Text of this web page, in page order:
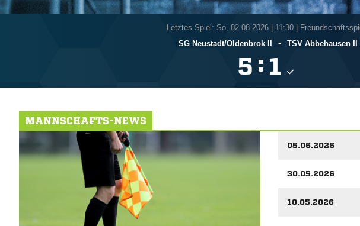
Letztes Spiel: So, 02.08.2026
11:30 |
SG Neustadt/​Oldenbrok II
- TSV Abbehausen II
 : 
MANNSCHAFTS-NEWS
05.06.2026
30.05.2026
10.05.2026